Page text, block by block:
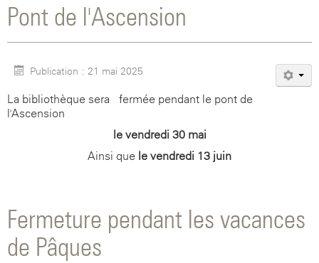
Pont de l'Ascension
Publication : 21 mai 2025
La bibliothèque sera fermée pendant le pont de
l'Ascension
le vendredi 30 mai
Ainsi que le vendredi 13 juin
Fermeture pendant les vacances
de Pâques